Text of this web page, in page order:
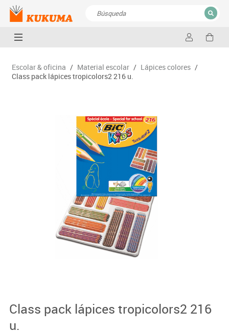
CERRAR
Escolar & oficina / Material escolar / Lápices colores /
Class pack lápices tropicolors2 216 u.
Class pack lápices tropicolors2 216
u.